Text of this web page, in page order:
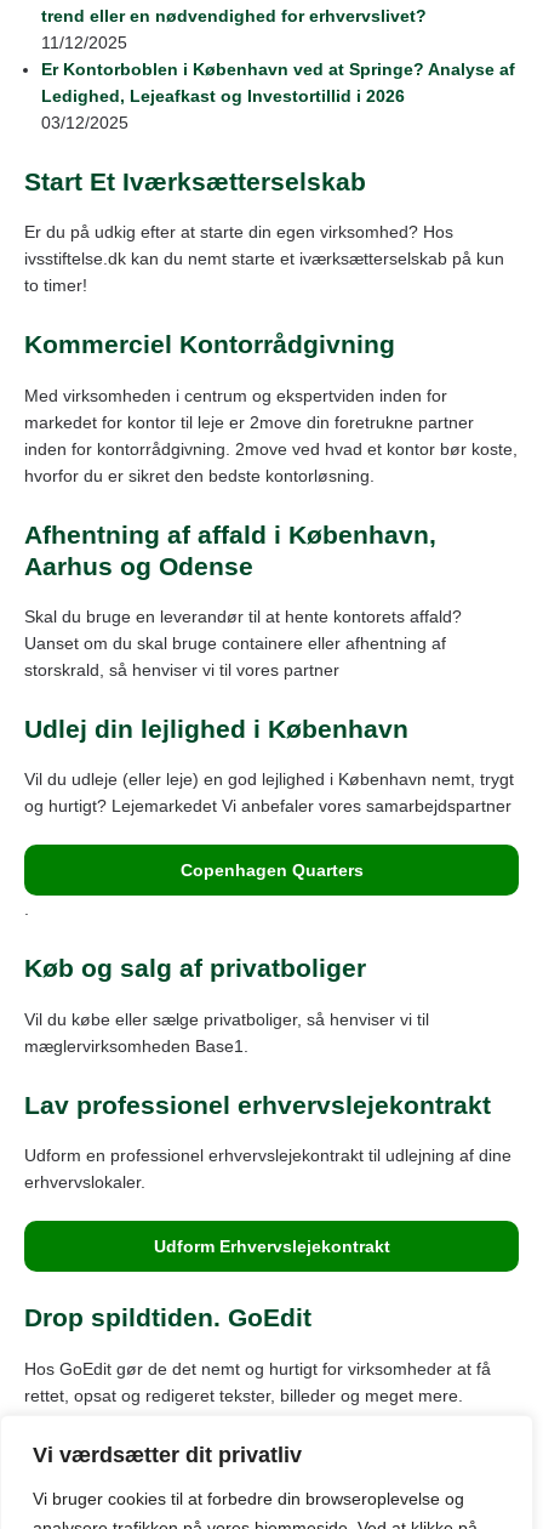
Vi værdsætter dit privatliv
Vi bruger cookies til at forbedre din browseroplevelse og
trend eller en nødvendighed for erhvervslivet?
11/12/2025
Er Kontorboblen i København ved at Springe? Analyse af
Ledighed, Lejeafkast og Investortillid i 2026
03/12/2025
Start Et Iværksætterselskab
Er du på udkig efter at starte din egen virksomhed? Hos
ivsstiftelse.dk kan du nemt starte et iværksætterselskab på kun
to timer!
Kommerciel Kontorrådgivning
Med virksomheden i centrum og ekspertviden inden for
markedet for kontor til leje er 2move din foretrukne partner
inden for kontorrådgivning. 2move ved hvad et kontor bør koste,
hvorfor du er sikret den bedste kontorløsning.
Afhentning af affald i København,
Aarhus og Odense
Skal du bruge en leverandør til at hente kontorets affald?
Uanset om du skal bruge containere eller afhentning af
storskrald, så henviser vi til vores partner
Udlej din lejlighed i København
Vil du udleje (eller leje) en god lejlighed i København nemt, trygt
og hurtigt? Lejemarkedet Vi anbefaler vores samarbejdspartner
Copenhagen Quarters
.
Køb og salg af privatboliger
Vil du købe eller sælge privatboliger, så henviser vi til
mæglervirksomheden Base1.
Lav professionel erhvervslejekontrakt
Udform en professionel erhvervslejekontrakt til udlejning af dine
erhvervslokaler.
Udform Erhvervslejekontrakt
Drop spildtiden. GoEdit
Hos GoEdit gør de det nemt og hurtigt for virksomheder at få
rettet, opsat og redigeret tekster, billeder og meget mere.
© Kontor-kbh.dk: Oversigt over markedet for kontorlokaler til leje